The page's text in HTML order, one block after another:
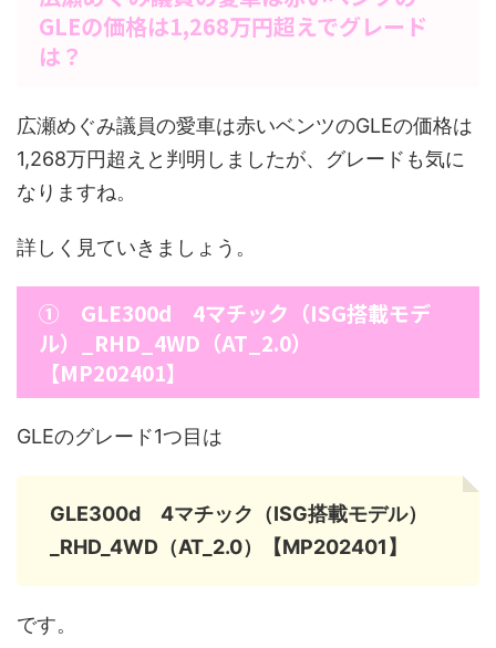
GLEの価格は1,268万円超えでグレード
は？
広瀬めぐみ議員の愛車は赤いベンツのGLEの価格は
1,268万円超えと判明しましたが、グレードも気に
なりますね。
詳しく見ていきましょう。
① GLE300d 4マチック（ISG搭載モデ
ル）_RHD_4WD（AT_2.0）
【MP202401】
GLEのグレード1つ目は
GLE300d 4マチック（ISG搭載モデル）
_RHD_4WD（AT_2.0）【MP202401】
です。